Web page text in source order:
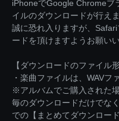
iPhoneでGoogle Chromeブ
イルのダウンロードが行えま
誠に恐れ入りますが、
ードを頂けますようお願い
【ダウンロードのファイル
・楽曲ファイルは、WAVフ
※アルバムでご購入された
毎のダウンロードだけでな
での【まとめてダウンロー